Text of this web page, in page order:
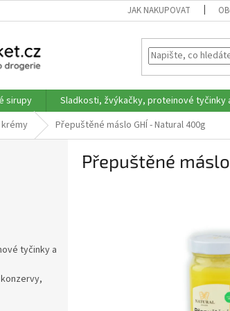
JAK NAKUPOVAT
sirupy Sladkosti, žvýkačky, proteinové tyčinky
Přepuštěné máslo GHÍ - Natural 400g
tyčinky a
Přepuštěné